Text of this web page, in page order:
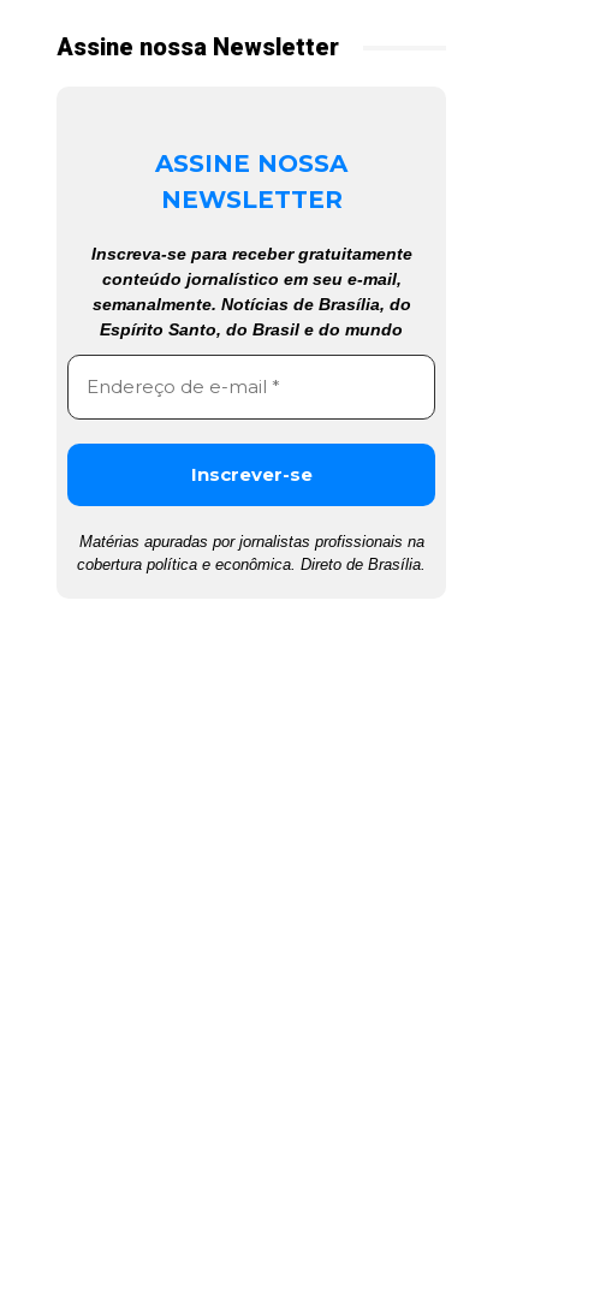
Assine nossa Newsletter
ASSINE NOSSA
NEWSLETTER
Inscreva-se para receber gratuitamente
conteúdo jornalístico em seu e-mail,
semanalmente. Notícias de Brasília, do
Espírito Santo, do Brasil e do mundo
Matérias apuradas por jornalistas profissionais na
cobertura política e econômica. Direto de Brasília.